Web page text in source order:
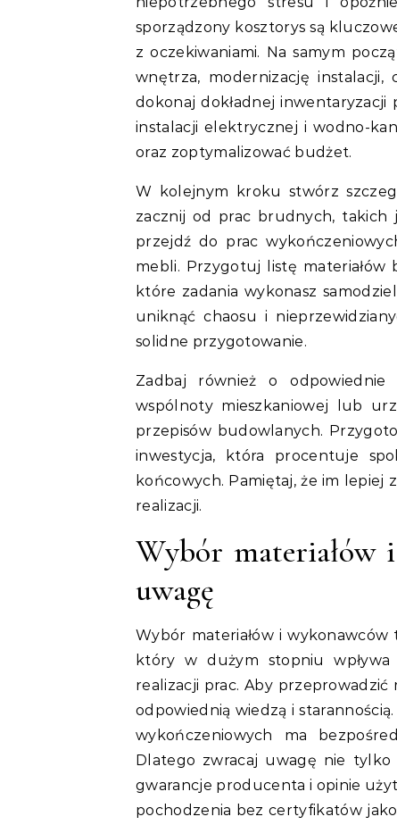
sporządzony kosztorys są
z oczekiwaniami. Na samym
wnętrza, modernizację instalacji,
dokonaj dokładnej inwentaryzacji
instalacji elektrycznej i wodno-
oraz zoptymalizować budżet.
W kolejnym kroku stwórz
zacznij od prac brudnych, takich
przejdź do prac
mebli. Przygotuj listę
które zadania wykonasz
uniknąć chaosu i
solidne przygotowanie.
Zadbaj również o odpowiednie
wspólnoty mieszkaniowej lub
przepisów budowlanych.
inwestycja, która procentuje
końcowych. Pamiętaj, że im
realizacji.
Wybór materiałów
uwagę
Wybór materiałów i
który w dużym stopniu
realizacji prac. Aby
odpowiednią wiedzą i
wykończeniowych ma
Dlatego zwracaj uwagę nie
gwarancje producenta i opinie
pochodzenia bez certyfikatów